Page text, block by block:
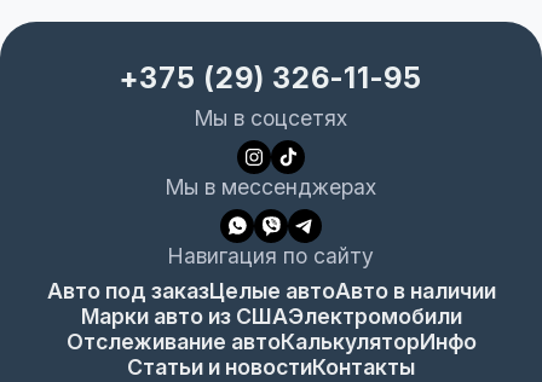
+375 (29) 326-11-95
Мы в соцсетях
Мы в мессенджерах
Навигация по сайту
Авто под заказЦелые автоАвто в наличии
Марки авто из СШАЭлектромобили
Отслеживание автоКалькуляторИнфо
Статьи и новостиКонтакты